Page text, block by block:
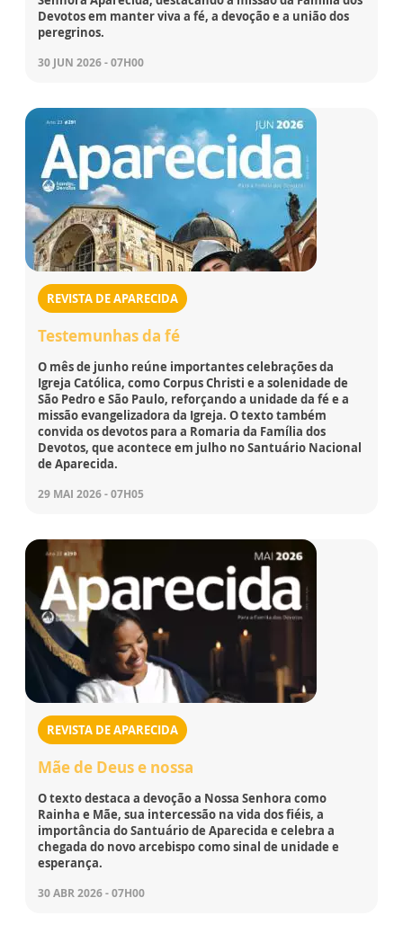
Devotos em manter viva a fé, a devoção e a união dos
peregrinos.
30 JUN 2026 - 07H00
REVISTA DE APARECIDA
Testemunhas da fé
O mês de junho reúne importantes celebrações da
Igreja Católica, como Corpus Christi e a solenidade de
São Pedro e São Paulo, reforçando a unidade da fé e a
missão evangelizadora da Igreja. O texto também
convida os devotos para a Romaria da Família dos
Devotos, que acontece em julho no Santuário Nacional
de Aparecida.
29 MAI 2026 - 07H05
REVISTA DE APARECIDA
Mãe de Deus e nossa
O texto destaca a devoção a Nossa Senhora como
Rainha e Mãe, sua intercessão na vida dos fiéis, a
importância do Santuário de Aparecida e celebra a
chegada do novo arcebispo como sinal de unidade e
esperança.
30 ABR 2026 - 07H00